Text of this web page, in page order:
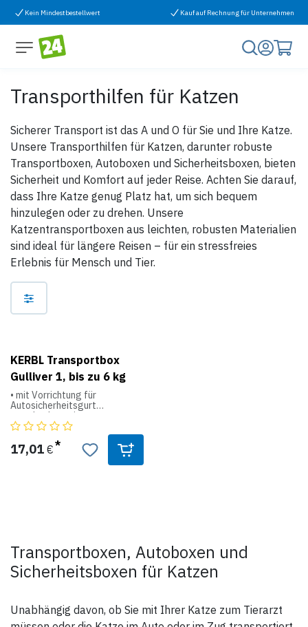
Zum Inhalt springen
Kein Mindestbestellwert Kauf auf Rechnung für Unternehmen
Transporthilfen für Katzen
Sicherer Transport ist das A und O für Sie und Ihre Katze.
Unsere Transporthilfen für Katzen, darunter robuste
Transportboxen, Autoboxen und Sicherheitsboxen, bieten
Sicherheit und Komfort auf jeder Reise. Achten Sie darauf,
dass Ihre Katze genug Platz hat, um sich bequem
hinzulegen oder zu drehen. Unsere
Katzentransportboxen aus leichten, robusten Materialien
sind ideal für längere Reisen – für ein stressfreies
Erlebnis für Mensch und Tier.
KERBL Transportbox
Gulliver 1, bis zu 6 kg
• mit Vorrichtung für
Autosicherheitsgurt
• aus hochwertigem
Kunststoff
17,01 €
Transportboxen, Autoboxen und
Sicherheitsboxen für Katzen
Unabhängig davon, ob Sie mit Ihrer Katze zum Tierarzt